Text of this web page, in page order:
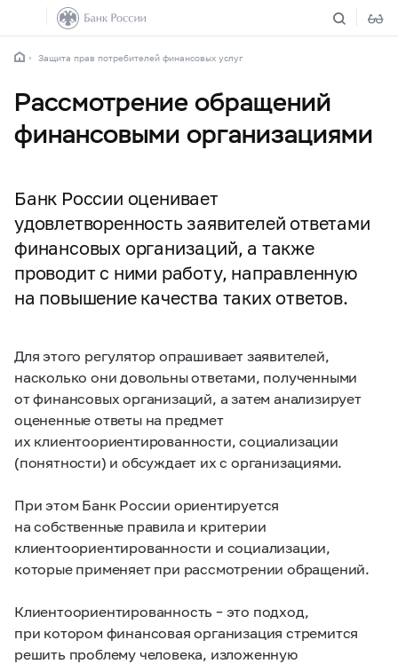
Защита прав потребителей финансовых услуг
Рассмотрение обращений
финансовыми организациями
Банк России оценивает
удовлетворенность заявителей ответами
финансовых организаций, а также
проводит с ними работу, направленную
на повышение качества таких ответов.
Для этого регулятор опрашивает заявителей,
насколько они довольны ответами, полученными
от финансовых организаций, a затем анализирует
оцененные ответы на предмет
их клиентоориентированности, социализации
(понятности) и обсуждает их с организациями.
При этом Банк России ориентируется
на собственные правила и критерии
клиентоориентированности и социализации,
которые применяет при рассмотрении обращений.
Клиентоориентированность – это подход,
при котором финансовая организация стремится
решить проблему человека, изложенную